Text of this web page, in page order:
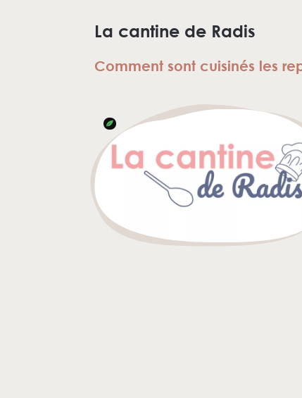
La cantine de Radis
Comment sont cuisinés les